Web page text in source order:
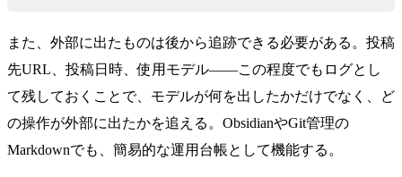
また、外部に出たものは後から追跡できる必要がある。投稿
先URL、投稿日時、使用モデル——この程度でもログとし
て残しておくことで、モデルが何を出したかだけでなく、ど
の操作が外部に出たかを追える。ObsidianやGit管理の
Markdownでも、簡易的な運用台帳として機能する。